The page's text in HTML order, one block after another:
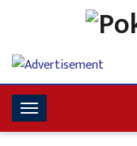
Toggle
Navigation